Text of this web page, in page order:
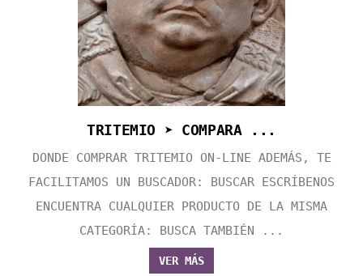
TRITEMIO ➤ COMPARA ...
DONDE COMPRAR TRITEMIO ON-LINE ADEMÁS, TE
FACILITAMOS UN BUSCADOR: BUSCAR ESCRÍBENOS
ENCUENTRA CUALQUIER PRODUCTO DE LA MISMA
CATEGORÍA: BUSCA TAMBIÉN ...
VER MÁS